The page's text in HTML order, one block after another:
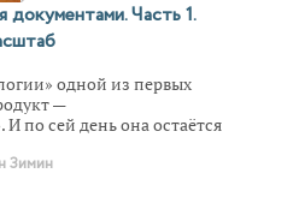
документами. Часть 1.
одной из первых
—
по сей день она остаётся
прежде всего
Зимин